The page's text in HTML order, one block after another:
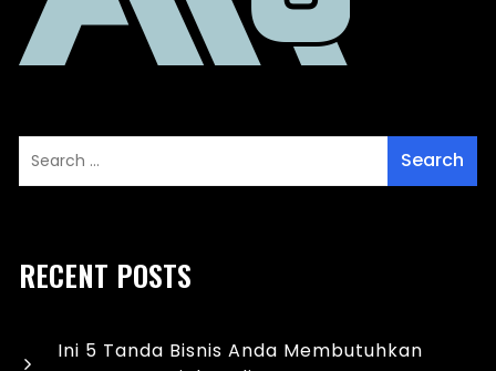
RECENT POSTS
Ini 5 Tanda Bisnis Anda Membutuhkan